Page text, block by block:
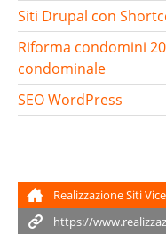
Siti Drupal con
Riforma condomini
condominale
SEO WordPress
Realizzazione Siti
marketing›Mozilla